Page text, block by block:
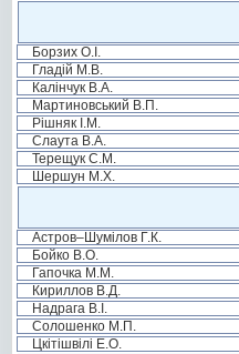
Борзих О.І.
Гладій М.В.
Калінчук В.А.
Мартиновський В.П.
Рішняк І.М.
Слаута В.А.
Терещук С.М.
Шершун М.Х.
Астров–Шумілов Г.К.
Бойко В.О.
Гапочка М.М.
Кириллов В.Д.
Надрага В.І.
Солошенко М.П.
Цкітішвілі Е.О.